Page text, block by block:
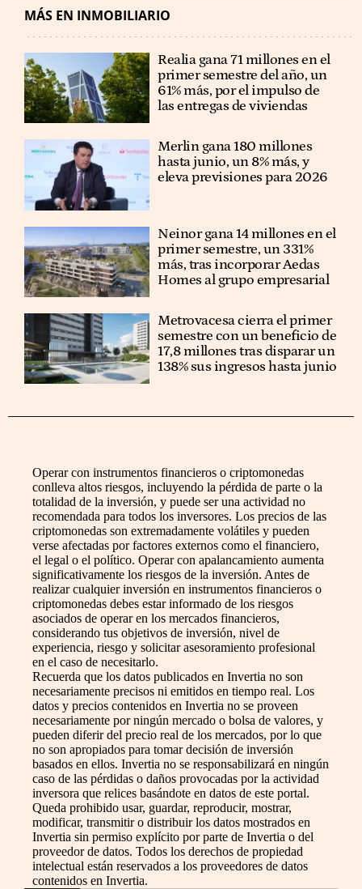
MÁS EN INMOBILIARIO
Realia gana 71 millones en el
primer semestre del año, un
61% más, por el impulso de
las entregas de viviendas
Merlin gana 180 millones
hasta junio, un 8% más, y
eleva previsiones para 2026
Neinor gana 14 millones en el
primer semestre, un 331%
más, tras incorporar Aedas
Homes al grupo empresarial
Metrovacesa cierra el primer
semestre con un beneficio de
17,8 millones tras disparar un
138% sus ingresos hasta junio
Operar con instrumentos financieros o criptomonedas
conlleva altos riesgos, incluyendo la pérdida de parte o la
totalidad de la inversión, y puede ser una actividad no
recomendada para todos los inversores. Los precios de las
criptomonedas son extremadamente volátiles y pueden
verse afectadas por factores externos como el financiero,
el legal o el político. Operar con apalancamiento aumenta
significativamente los riesgos de la inversión. Antes de
realizar cualquier inversión en instrumentos financieros o
criptomonedas debes estar informado de los riesgos
asociados de operar en los mercados financieros,
considerando tus objetivos de inversión, nivel de
experiencia, riesgo y solicitar asesoramiento profesional
en el caso de necesitarlo.
Recuerda que los datos publicados en Invertia no son
necesariamente precisos ni emitidos en tiempo real. Los
datos y precios contenidos en Invertia no se proveen
necesariamente por ningún mercado o bolsa de valores, y
pueden diferir del precio real de los mercados, por lo que
no son apropiados para tomar decisión de inversión
basados en ellos. Invertia no se responsabilizará en ningún
caso de las pérdidas o daños provocadas por la actividad
inversora que relices basándote en datos de este portal.
Queda prohibido usar, guardar, reproducir, mostrar,
modificar, transmitir o distribuir los datos mostrados en
Invertia sin permiso explícito por parte de Invertia o del
proveedor de datos. Todos los derechos de propiedad
intelectual están reservados a los proveedores de datos
contenidos en Invertia.